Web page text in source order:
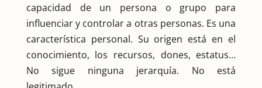
capacidad de un persona o grupo para
influenciar y controlar a otras personas. Es una
característica personal. Su origen está en el
conocimiento, los recursos, dones, estatus…
No sigue ninguna jerarquía. No está